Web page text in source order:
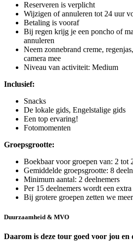
Reserveren is verplicht
Wijzigen of annuleren tot 24 uur
Betaling is vooraf
Bij regen krijg je een poncho of
annuleren
Neem zonnebrand creme,
camera mee
Niveau van activiteit: Medium
Inclusief:
Snacks
De lokale gids, Engelstalige gids
Een top ervaring!
Fotomomenten
Groepsgrootte:
Boekbaar voor groepen van: 2 tot
Gemiddelde groepsgrootte: 8
Minimum aantal: 2 deelnemers
Per 15 deelnemers wordt een
Bij grotere groepen zetten we
Duurzaamheid & MVO
Daarom is deze tour goed voor jou en